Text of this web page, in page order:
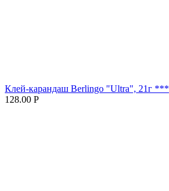
Клей-карандаш Berlingo "Ultra", 21г ***
128.00 Р